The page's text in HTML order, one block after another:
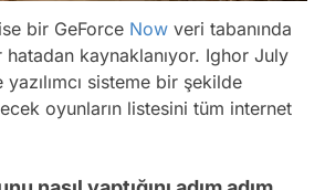
ise bir GeForce Now veri tabanında
kaynaklanıyor. Ighor July
yazılımcı sisteme bir şekilde
oyunların listesini tüm internet